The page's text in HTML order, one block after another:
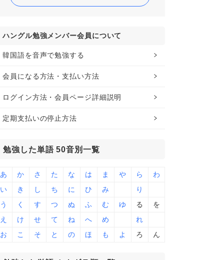
ハングル勉強メンバー会員について
韓国語を音声で勉強する
会員になる方法・支払い方法
ログイン方法・会員ページ詳細説明
定期支払いの停止方法
勉強した単語 50音別一覧
あ か さ た な は ま や ら
わ
い
き し ち に ひ み
り
う
く す つ ぬ ふ む ゆ る
を
え
け せ て ね へ め
れ
お
こ そ と の ほ も よ ろ ん